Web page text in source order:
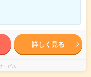
詳しく見る
ービス